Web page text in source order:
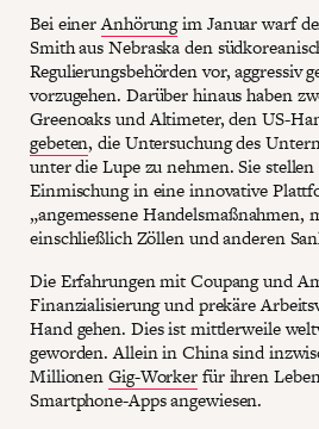
Bei einerAnhörungim Januar warf
Smith aus Nebraska den
Regulierungsbehörden vor, aggressiv
vorzugehen. Darüber hinaus haben
Greenoaks und Altimeter, den US-
gebeten, die Untersuchung des
unter die Lupe zu nehmen. Sie
Einmischung in eine innovative
„angemessene Handelsmaßnahmen,
einschließlich Zöllen und anderen
Die Erfahrungen mit Coupang und
Finanzialisierung und prekäre
Hand gehen. Dies ist mittlerweile
geworden. Allein in China sind
MillionenGig-Workerfür ihren
Smartphone-Apps angewiesen.